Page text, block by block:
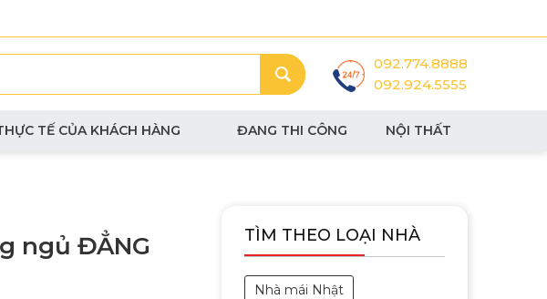
092.774.8888
092.924.5555
TẾ CỦA KHÁCH HÀNG ĐANG THI CÔNG NỘI THẤT
ngủ ĐẲNG
TÌM THEO LOẠI NHÀ
Nhà mái Nhật